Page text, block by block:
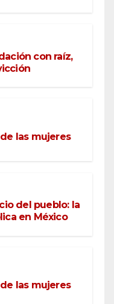
con raíz,
las mujeres
del pueblo: la
en México
las mujeres